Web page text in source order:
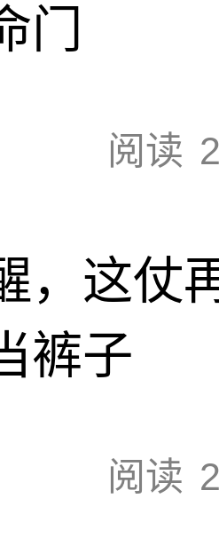
门
阅读
，这仗
裤子
阅读